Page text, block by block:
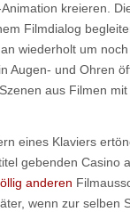
kreieren.
Filmdialog
wiederholt um
Augen- und Ohren
aus Filmen
eines Klaviers
gebenden Casino
anderen
wenn zur selben